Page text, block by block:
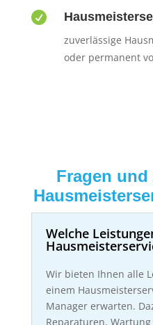

zuverlässige
oder permanent
Fragen
Welche
Wir bieten Ihnen alle
einem
Manager erwarten.
Reparaturen,